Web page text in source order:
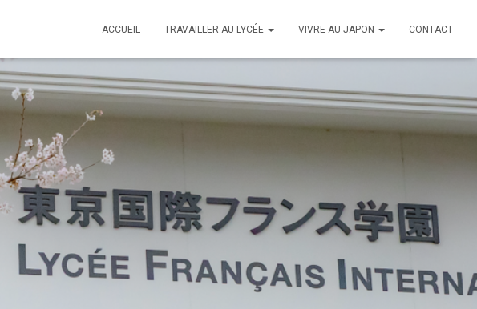
ACCUEIL TRAVAILLER AU LYCÉE VIVRE AU JAPON CONTACT